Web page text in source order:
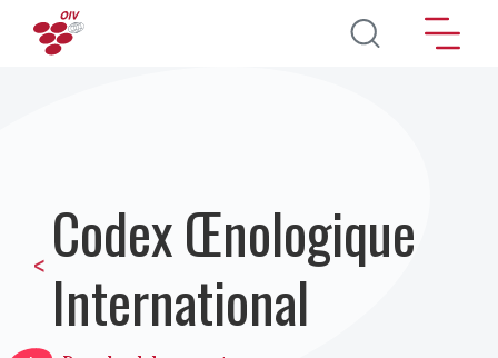
Aller au contenu principal
< Codex Œnologique
International